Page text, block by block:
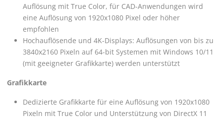
Auflösung mit True Color, für CAD-Anwendungen wird
eine Auflösung von 1920x1080 Pixel oder höher
empfohlen
Hochauflösende und 4K-Displays: Auflösungen von bis zu
3840x2160 Pixeln auf 64-bit Systemen mit Windows 10/11
(mit geeigneter Grafikkarte) werden unterstützt
Grafikkarte
Dedizierte Grafikkarte für eine Auflösung von 1920x1080
Pixeln mit True Color und Unterstützung von DirectX 11